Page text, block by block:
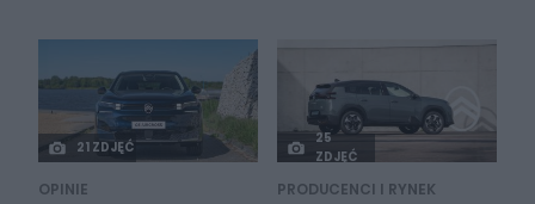
21 ZDJĘĆ
OPINIE
25
ZDJĘĆ
PRODUCENCI I RYNEK